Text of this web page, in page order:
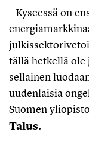
– Kyseessä on
tällä hetkellä
sellainen
uudenlaisia
Suomen
Talus.